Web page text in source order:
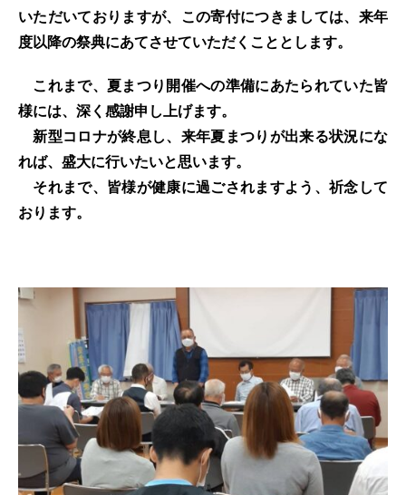
いただいておりますが、この寄付につきましては、来年
度以降の祭典にあてさせていただくこととします。
これまで、夏まつり開催への準備にあたられていた皆
様には、深く感謝申し上げます。
新型コロナが終息し、来年夏まつりが出来る状況にな
れば、盛大に行いたいと思います。
それまで、皆様が健康に過ごされますよう、祈念して
おります。